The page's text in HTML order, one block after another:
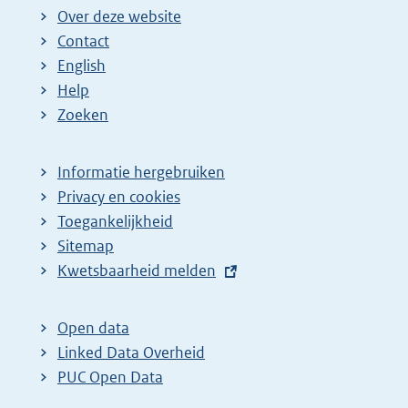
Over deze website
Contact
English
Help
Zoeken
Informatie hergebruiken
Privacy en cookies
Toegankelijkheid
Sitemap
E
t
e
r
Kwetsbaarheid melden
Open data
Linked Data Overheid
PUC Open Data